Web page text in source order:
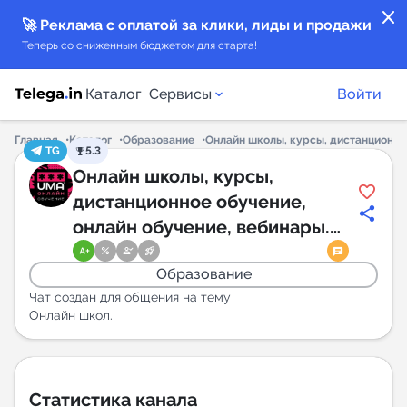
close
🚀 Реклама с оплатой за клики, лиды и продажи
Теперь со сниженным бюджетом для старта!
Каталог Сервисы
Каталог каналов
Каталог ботов
Горящие предложения
Индекс читаемости каналов в Telegram
New
Войти
Главная Каталог Образование
Онлайн школы, курсы,
TG
5.3
Онлайн школы, курсы,
дистанционное обучение,
онлайн обучение, вебинары.
Чат
Образование
Чат создан для общения на тему
Онлайн школ.
Статистика канала